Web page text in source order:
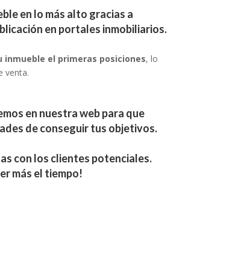
en lo más alto gracias a
en portales inmobiliarios.
el primeras posiciones, lo
venta.
en nuestra web para que
de conseguir tus objetivos.
con los clientes potenciales.
más el tiempo!